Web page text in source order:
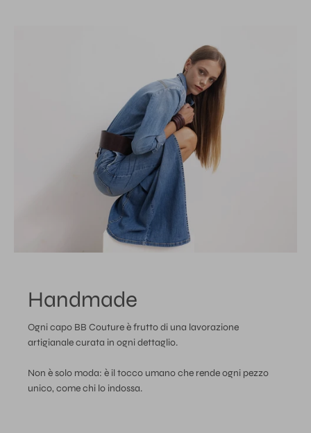
Handmade
Ogni capo BB Couture è frutto di una lavorazione
artigianale curata in ogni dettaglio.
Non è solo moda: è il tocco umano che rende ogni pezzo
unico, come chi lo indossa.